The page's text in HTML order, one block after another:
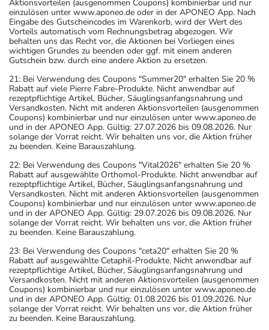
Aktionsvorteilen (ausgenommen Coupons) kombinierbar und nur
einzulösen unter www.aponeo.de oder in der APONEO App. Nach
Eingabe des Gutscheincodes im Warenkorb, wird der Wert des
Vorteils automatisch vom Rechnungsbetrag abgezogen. Wir
behalten uns das Recht vor, die Aktionen bei Vorliegen eines
wichtigen Grundes zu beenden oder ggf. mit einem anderen
Gutschein bzw. durch eine andere Aktion zu ersetzen.
21: Bei Verwendung des Coupons "Summer20" erhalten Sie 20 %
Rabatt auf viele Pierre Fabre-Produkte. Nicht anwendbar auf
rezeptpflichtige Artikel, Bücher, Säuglingsanfangsnahrung und
Versandkosten. Nicht mit anderen Aktionsvorteilen (ausgenommen
Coupons) kombinierbar und nur einzulösen unter www.aponeo.de
und in der APONEO App. Gültig: 27.07.2026 bis 09.08.2026. Nur
solange der Vorrat reicht. Wir behalten uns vor, die Aktion früher
zu beenden. Keine Barauszahlung.
22: Bei Verwendung des Coupons "Vital2026" erhalten Sie 20 %
Rabatt auf ausgewählte Orthomol-Produkte. Nicht anwendbar auf
rezeptpflichtige Artikel, Bücher, Säuglingsanfangsnahrung und
Versandkosten. Nicht mit anderen Aktionsvorteilen (ausgenommen
Coupons) kombinierbar und nur einzulösen unter www.aponeo.de
und in der APONEO App. Gültig: 29.07.2026 bis 09.08.2026. Nur
solange der Vorrat reicht. Wir behalten uns vor, die Aktion früher
zu beenden. Keine Barauszahlung.
23: Bei Verwendung des Coupons "ceta20" erhalten Sie 20 %
Rabatt auf ausgewählte Cetaphil-Produkte. Nicht anwendbar auf
rezeptpflichtige Artikel, Bücher, Säuglingsanfangsnahrung und
Versandkosten. Nicht mit anderen Aktionsvorteilen (ausgenommen
Coupons) kombinierbar und nur einzulösen unter www.aponeo.de
und in der APONEO App. Gültig: 01.08.2026 bis 01.09.2026. Nur
solange der Vorrat reicht. Wir behalten uns vor, die Aktion früher
zu beenden. Keine Barauszahlung.